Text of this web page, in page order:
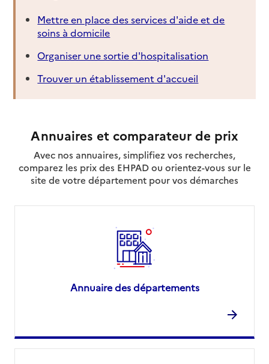
Mettre en place des services d'aide et de
soins à domicile
Organiser une sortie d'hospitalisation
Trouver un établissement d'accueil
Annuaires et comparateur de prix
Avec nos annuaires, simplifiez vos recherches,
comparez les prix des EHPAD ou orientez-vous sur le
site de votre département pour vos démarches
Annuaire des départements